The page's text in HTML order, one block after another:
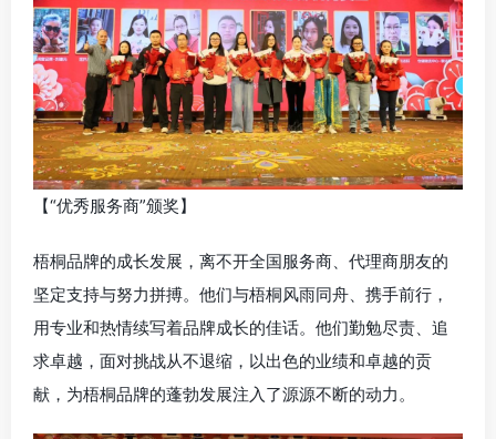
【“优秀服务商”颁奖】
梧桐品牌的成长发展，离不开全国服务商、代理商朋友的
坚定支持与努力拼搏。他们与梧桐风雨同舟、携手前行，
用专业和热情续写着品牌成长的佳话。他们勤勉尽责、追
求卓越，面对挑战从不退缩，以出色的业绩和卓越的贡
献，为梧桐品牌的蓬勃发展注入了源源不断的动力。